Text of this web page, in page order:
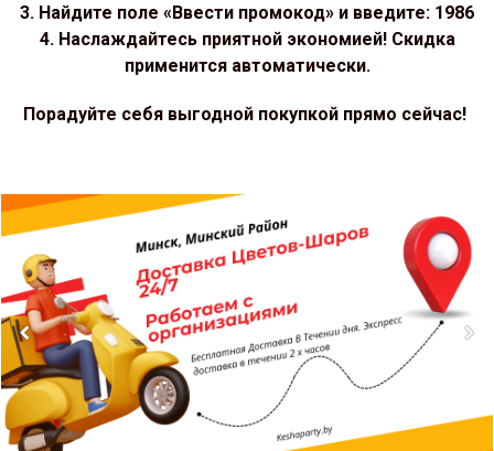
3. Найдите поле «Ввести промокод» и введите: 1986
4. Наслаждайтесь приятной экономией! Скидка
применится автоматически.
Порадуйте себя выгодной покупкой прямо сейчас!